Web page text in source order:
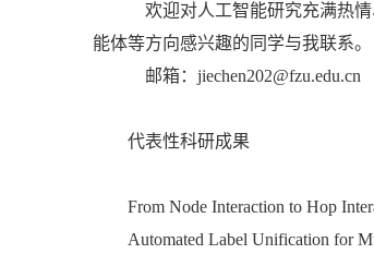
欢迎对人工智能研究充满热情
能体等方向感兴趣的同学与我联系。
邮箱：jiechen202@fzu.edu.cn
代表性科研成果
From Node Interaction to Hop
Automated Label Unification for